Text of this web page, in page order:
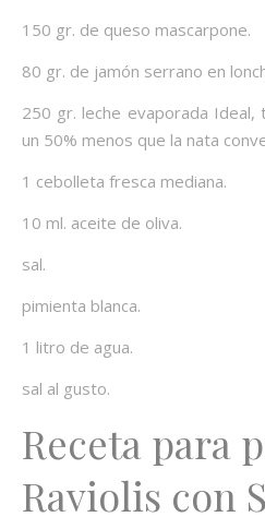
150 gr. de queso mascarpone.
80 gr. de jamón serrano en
250 gr. leche evaporada Ideal,
un 50% menos que la nata
1 cebolleta fresca mediana.
10 ml. aceite de oliva.
sal.
pimienta blanca.
1 litro de agua.
sal al gusto.
Receta para
Raviolis con